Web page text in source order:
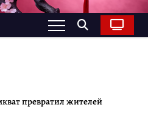
превратил жителей